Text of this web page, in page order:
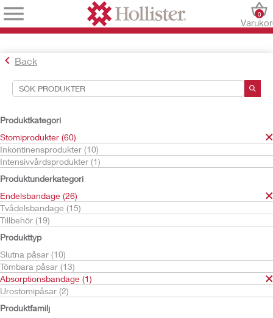
0
Back
Produktkategori
Stomiprodukter (60)
Inkontinensprodukter (10)
Intensivvårdsprodukter (1)
Produktunderkategori
Endelsbandage (26)
Tvådelsbandage (15)
Tillbehör (19)
Produkttyp
Slutna påsar (10)
Tömbara påsar (13)
Absorptionsbandage (1)
Urostomipåsar (2)
Produktfamilj
Sökverktyg
Dina val:
Stomiprodukter
Endelsbandage
Absorptionsbandage
Ditt val matchade
resultat
Sortera efter: